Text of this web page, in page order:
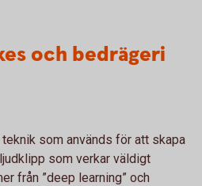
och bedrägeri
som används för att skapa
som verkar väldigt
från ”deep learning” och